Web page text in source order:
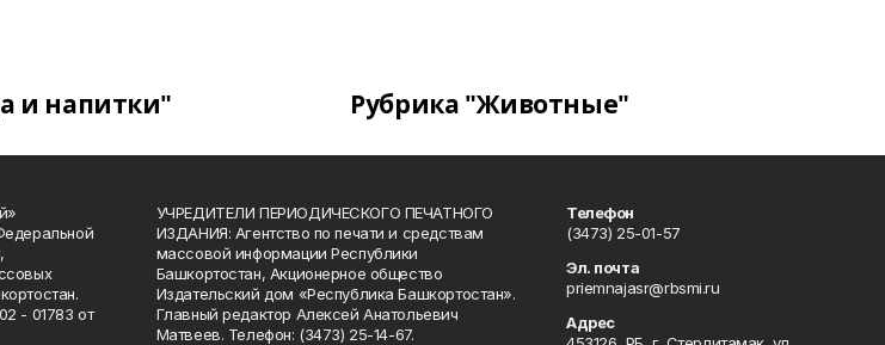
и напитки" Рубрика "Животные"
- 01783 от
УЧРЕДИТЕЛИ ПЕРИОДИЧЕСКОГО ПЕЧАТНОГО
ИЗДАНИЯ: Агентство по печати и средствам
массовой информации Республики
Башкортостан, Акционерное общество
Издательский дом «Республика Башкортостан».
Главный редактор Алексей Анатольевич
Матвеев. Телефон: (3473) 25-14-67.
Телефон
(3473) 25-01-57
Эл. почта
priemnajasr@rbsmi.ru
Адрес